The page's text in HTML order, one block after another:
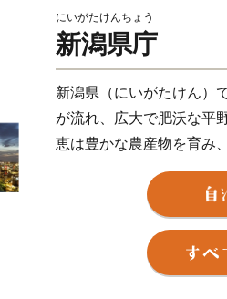
にいがたけんちょう
新潟県庁
新潟県（にいがたけん）
が流れ、広大で肥沃な平
恵は豊かな農産物を育み
ら全国に届けられていま
また635kmの海岸線は多
ワイガニなど様々な魚種
われるなど、海の幸も豊